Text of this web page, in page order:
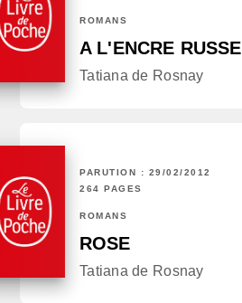
ROMANS
A L'ENCRE RUSSE
Tatiana de Rosnay
PARUTION : 29/02/2012
264 PAGES
ROMANS
ROSE
Tatiana de Rosnay